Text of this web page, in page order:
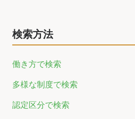
検索方法
働き方で検索
多様な制度で検索
認定区分で検索